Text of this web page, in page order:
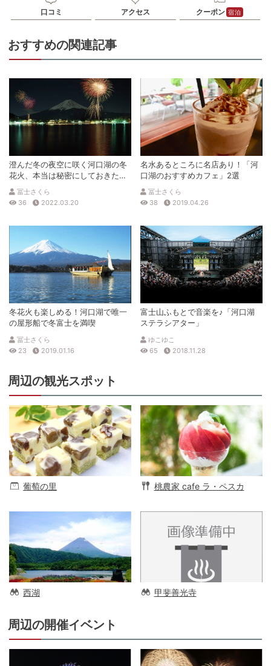
※ 料金情報は税込・税抜表記が混ざっております。正しい金額はご利用前にご
自身でお問合せください。
口コミ アクセス クーポン 宿泊
おすすめの関連記事
澄んだ冬の夜空に咲く河口湖の冬
花火、本当は秘密にしておきたい
ビュースポット３選
冨士さくら
36
2022.03.20
名水あるところに名店あり！「河
口湖のおすすめカフェ」2選
冨士さくら
38
2019.04.26
冬花火も楽しめる！河口湖で唯一
の屋形船で冬富士を満喫
冨士さくら
23
2019.01.16
富士山ふもとで音楽を♪「河口湖
ステラシアター」
ゆこゆこ
65
2018.11.28
周辺の観光スポット
葡萄の里 桃農家 cafe ラ・ペスカ
西湖 甲斐善光寺
周辺の開催イベント